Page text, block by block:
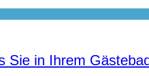
Sie in Ihrem